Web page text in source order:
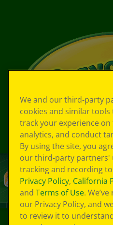
We and our third-party
cookies and similar tools
track your experience
analytics, and conduct
By using the site, you
our third-party partners'
tracking and recording
Privacy Policy, California
and Terms of Use.
our Privacy Policy, and
to review it to